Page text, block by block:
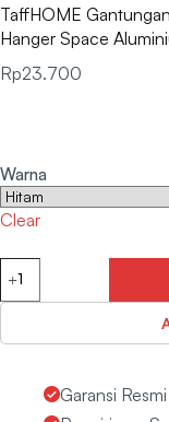
TaffHOME
Hanger Space
Rp23.700
Warna
Clear
Garansi